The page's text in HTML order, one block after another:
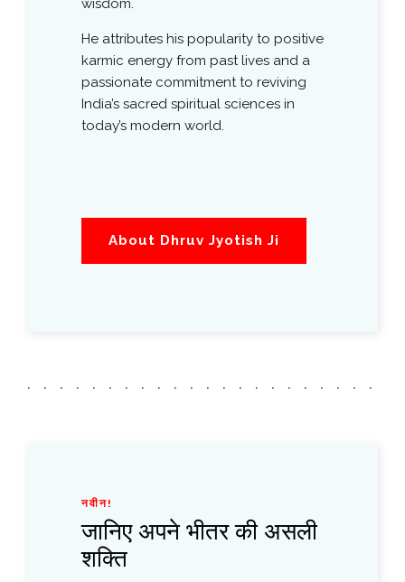
wisdom.
He attributes his popularity to positive
karmic energy from past lives and a
passionate commitment to reviving
India’s sacred spiritual sciences in
today’s modern world.
About Dhruv Jyotish Ji
नवीन!
जानिए अपने भीतर की असली
शक्ति